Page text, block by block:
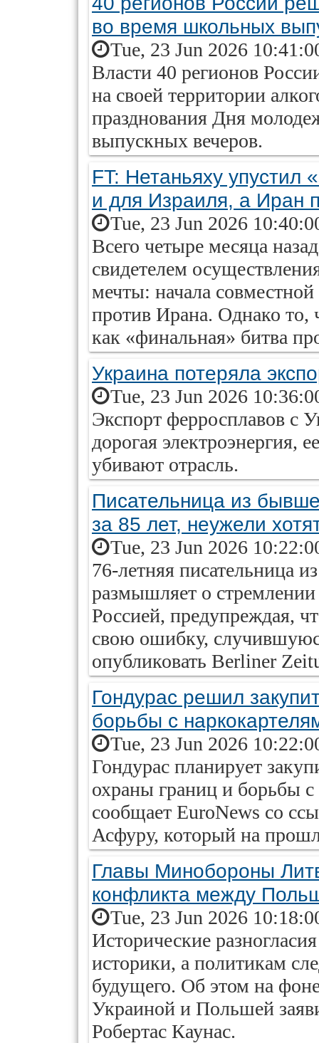
во время школьных
Tue, 23 Jun 2026
Власти 40 регионов
на своей территории
празднования Дня
выпускных вечеров.
FT: Нетаньяху упустил
и для Израиля, а Иран
Tue, 23 Jun 2026
Всего четыре месяца
свидетелем
мечты: начала
против Ирана. Однако то,
как «финальная» битва
Украина потеряла
Tue, 23 Jun 2026
Экспорт ферросплавов с
дорогая электроэнергия,
убивают отрасль.
Писательница из
за 85 лет, неужели
Tue, 23 Jun 2026
76-летняя писательница
размышляет о
Россией, предупреждая,
свою ошибку,
опубликовать Berliner
Гондурас решил
борьбы с
Tue, 23 Jun 2026
Гондурас планирует
охраны границ и борьбы
сообщает EuroNews со
Асфуру, который на
Главы Минобороны
конфликта между
Tue, 23 Jun 2026
Исторические
историки, а политикам
будущего. Об этом на
Украиной и Польшей
Робертас Каунас.